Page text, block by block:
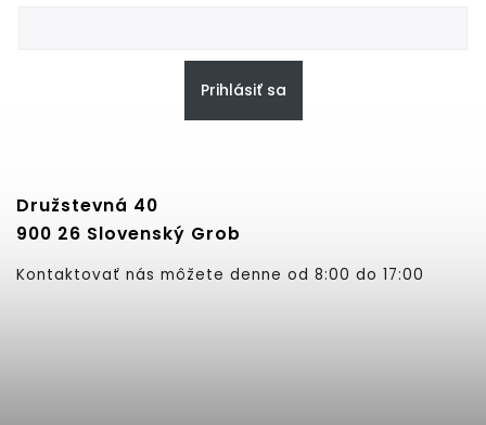
Prihlásiť sa
Družstevná 40
900 26 Slovenský Grob
Kontaktovať nás môžete denne od 8:00 do 17:00